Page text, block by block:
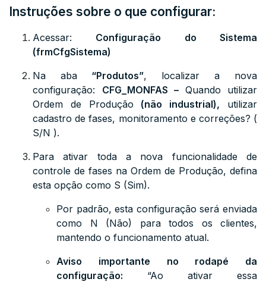
Instruções sobre o que configurar:
Acessar: Configuração do Sistema
(frmCfgSistema)
Na aba “Produtos”, localizar a nova
configuração: CFG_MONFAS – Quando utilizar
Ordem de Produção (não industrial), utilizar
cadastro de fases, monitoramento e correções? (
S/N ).
Para ativar toda a nova funcionalidade de
controle de fases na Ordem de Produção, defina
esta opção como S (Sim).
Por padrão, esta configuração será enviada
como N (Não) para todos os clientes,
mantendo o funcionamento atual.
Aviso importante no rodapé da
configuração: “Ao ativar essa